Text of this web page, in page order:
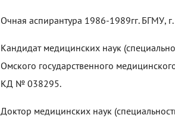
Очная аспирантура 1986-1989гг. БГМУ,
Кандидат медицинских наук
Омского государственного
КД № 038295.
Доктор медицинских наук